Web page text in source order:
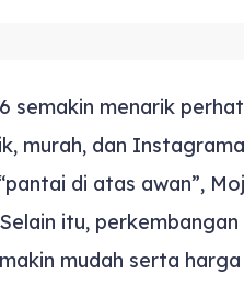
semakin menarik
murah, dan
di atas awan”,
itu,
mudah serta